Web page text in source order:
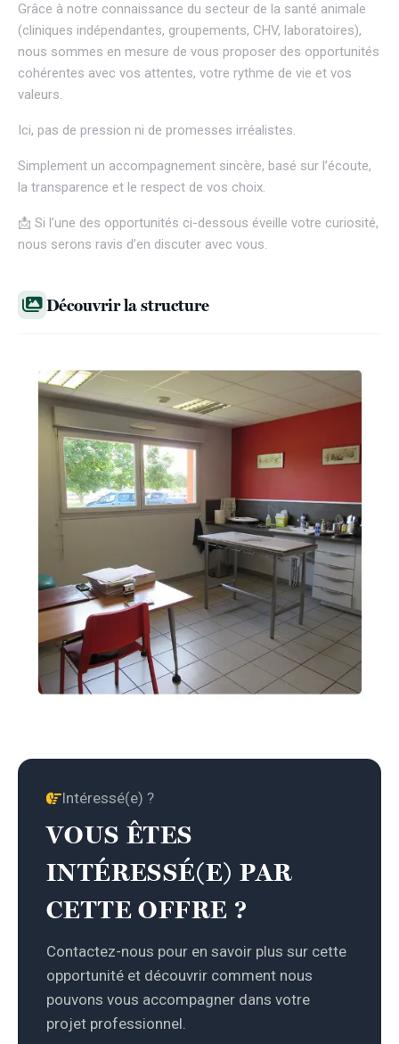
Grâce à notre connaissance du secteur de la santé animale
(cliniques indépendantes, groupements, CHV, laboratoires),
nous sommes en mesure de vous proposer des opportunités
cohérentes avec vos attentes, votre rythme de vie et vos
valeurs.
Ici, pas de pression ni de promesses irréalistes.
Simplement un accompagnement sincère, basé sur l’écoute,
la transparence et le respect de vos choix.
📩 Si l’une des opportunités ci-dessous éveille votre curiosité,
nous serons ravis d’en discuter avec vous.
Découvrir la structure
Intéressé(e) ?
VOUS ÊTES
INTÉRESSÉ(E) PAR
CETTE OFFRE ?
Contactez-nous pour en savoir plus sur cette
opportunité et découvrir comment nous
pouvons vous accompagner dans votre
projet professionnel.